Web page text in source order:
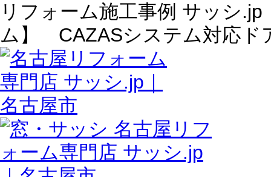
リフォーム施工事例 サッシ
ム】 CAZASシステム対応